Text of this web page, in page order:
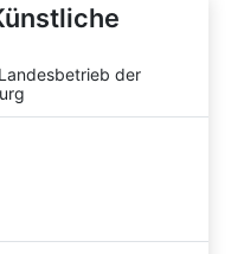
der